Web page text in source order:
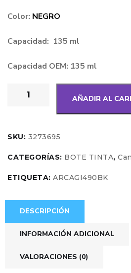
Color: NEGRO
Capacidad: 135 ml
Capacidad OEM: 135 ml
AÑADIR AL
SKU: 3273695
CATEGORÍAS: BOTE TINTA,
ETIQUETA: ARCAGI490BK
DESCRIPCIÓN
INFORMACIÓN ADICIONAL
VALORACIONES (0)